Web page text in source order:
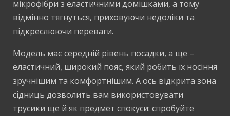
мікрофібри з еластичними домішками, а тому
відмінно тягнуться, приховуючи недоліки та
підкреслюючи переваги.
Модель має середній рівень посадки, а ще –
еластичний, широкий пояс, який робить їх носіння
зручнішим та комфортнішим. А ось відкрита зона
сідниць дозволить вам використовувати
трусики ще й як предмет спокуси: спробуйте